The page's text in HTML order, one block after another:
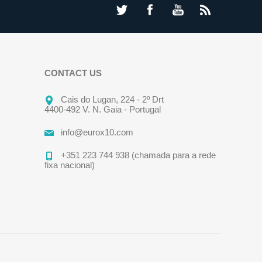
CONTACT US
Cais do Lugan, 224 - 2º Drt
4400-492 V. N. Gaia - Portugal
info@eurox10.com
+351 223 744 938 (chamada para a rede
fixa nacional)